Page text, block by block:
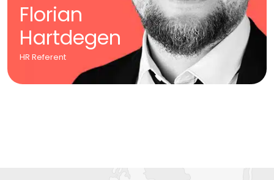
Florian
Hartdegen
HR Referent